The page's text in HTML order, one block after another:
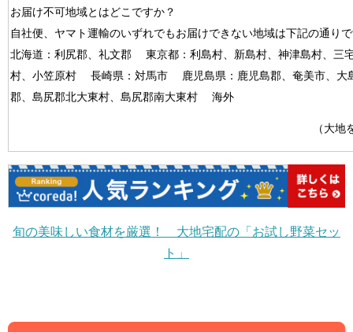
お届け不可地域とはどこですか？
自社便、ヤマト運輸のいずれでもお届けできない地域は下記の通り
北海道：利尻郡、礼文郡 東京都：利島村、新島村、神津島村、三
村、小笠原村 長崎県：対馬市 鹿児島県：鹿児島郡、奄美市、
郡、島尻郡北大東村、島尻郡南大東村 海外
（大
旬の美味しい食材を厳選！ 大地宅配の「お試し野菜セッ
ト」